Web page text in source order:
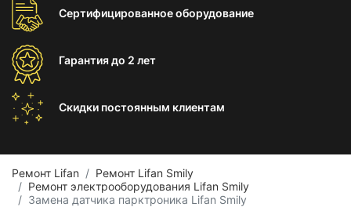
Сертифицированноеоборудование
Гарантиядо 2 лет
Скидки постоянным клиентам
Ремонт Lifan
Ремонт Lifan Smily
Ремонт электрооборудования Lifan Smily
Замена датчика парктроника Lifan Smily